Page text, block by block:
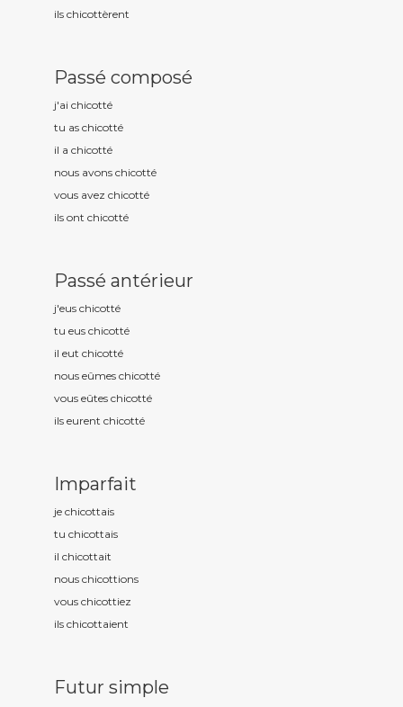
ils chicottèrent
Passé composé
j'ai chicotté
tu as chicotté
il a chicotté
nous avons chicotté
vous avez chicotté
ils ont chicotté
Passé antérieur
j'eus chicotté
tu eus chicotté
il eut chicotté
nous eûmes chicotté
vous eûtes chicotté
ils eurent chicotté
Imparfait
je chicottais
tu chicottais
il chicottait
nous chicottions
vous chicottiez
ils chicottaient
Futur simple